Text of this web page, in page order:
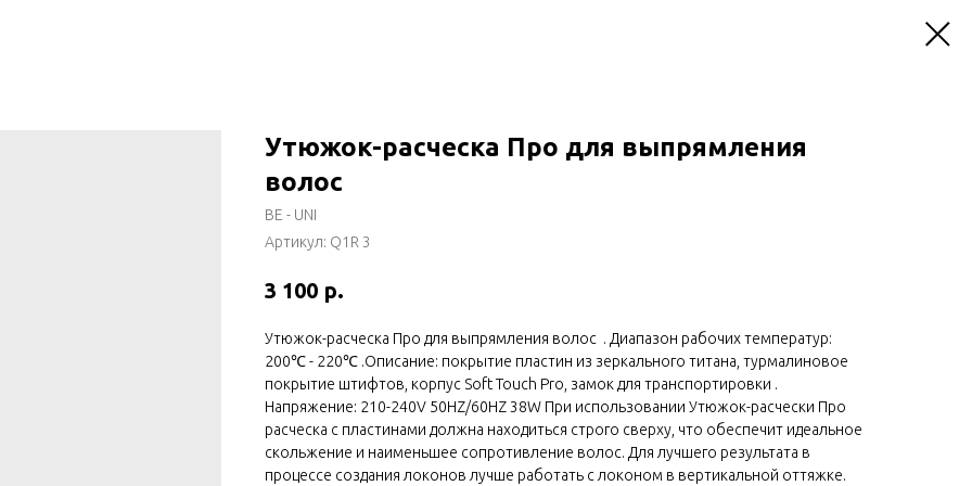
Утюжок-расческа Про для выпрямления
волос
BE - UNI
Артикул: Q1R 3
3 100 р.
Утюжок-расческа Про для выпрямления волос . Диапазон рабочих температур:
200℃ - 220℃ .Описание: покрытие пластин из зеркального титана, турмалиновое
покрытие штифтов, корпус Soft Touch Pro, замок для транспортировки .
Напряжение: 210-240V 50HZ/60HZ 38W При использовании Утюжок-расчески Про
расческа с пластинами должна находиться строго сверху, что обеспечит идеальное
скольжение и наименьшее сопротивление волос. Для лучшего результата в
процессе создания локонов лучше работать с локоном в вертикальной оттяжке.